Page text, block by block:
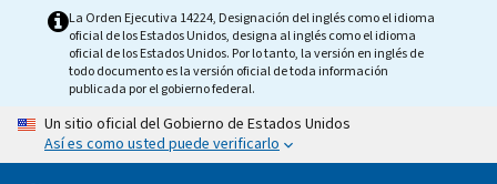
La Orden Ejecutiva 14224, Designación del inglés como el idioma
oficial de los Estados Unidos, designa al inglés como el idioma
oficial de los Estados Unidos. Por lo tanto, la versión en inglés de
todo documento es la versión oficial de toda información
publicada por el gobierno federal.
Un sitio oficial del Gobierno de Estados Unidos
Así es como usted puede verificarlo